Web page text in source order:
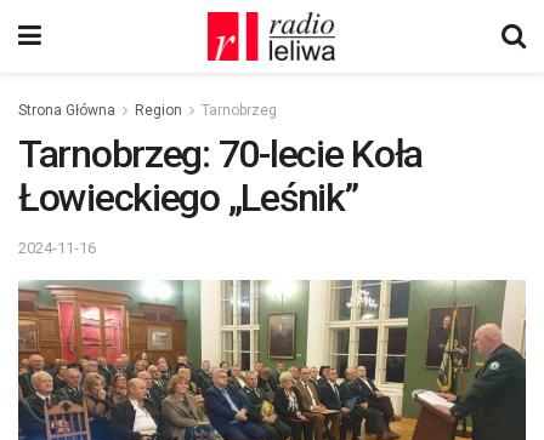
Strona Główna Region Tarnobrzeg
Tarnobrzeg: 70-lecie Koła
Łowieckiego „Leśnik”
2024-11-16